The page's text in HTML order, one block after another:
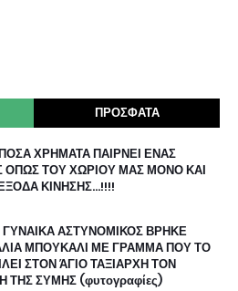
ΠΡΟΣΦΑΤΑ
ΧΡΗΜΑΤΑ ΠΑΙΡΝΕΙ ΕΝΑΣ
ΤΟΥ ΧΩΡΙΟΥ ΜΑΣ ΜΟΝΟ ΚΑΙ
ΚΙΝΗΣΗΣ…!!!!
ΓΥΝΑΙΚΑ ΑΣΤΥΝΟΜΙΚΟΣ ΒΡΗΚΕ
ΜΠΟΥΚΑΛΙ ΜΕ ΓΡΑΜΜΑ ΠΟΥ ΤΟ
ΣΤΟΝ ΆΓΙΟ ΤΑΞΙΑΡΧΗ ΤΟΝ
ΤΗΣ ΣΥΜΗΣ (φυτογραφίες)